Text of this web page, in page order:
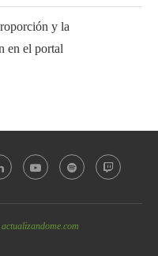
y la
en el portal
actualizandome.com